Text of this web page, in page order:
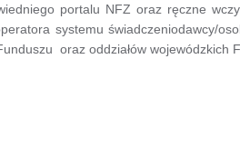
portalu NFZ oraz ręczne
systemu świadczeniodawcy/
oraz oddziałów wojewódzkich